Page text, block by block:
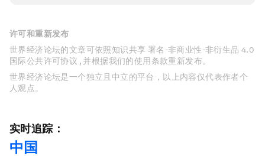
许可和重新发布
世界经济论坛的文章可依照知识共享 署名-非商业性-非衍生品 4.0
国际公共许可协议 , 并根据我们的使用条款重新发布。
世界经济论坛是一个独立且中立的平台，以上内容仅代表作者个
人观点。
实时追踪：
中国